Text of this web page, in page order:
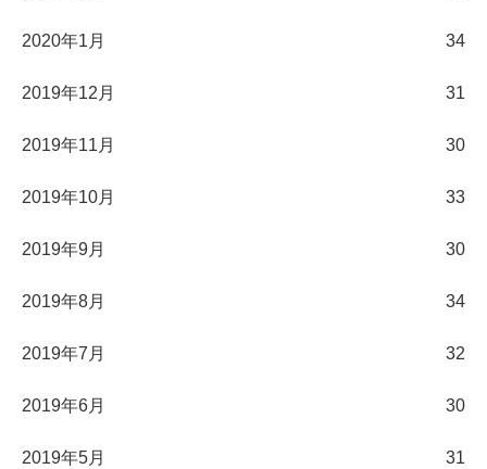
2020年1月 34
2019年12月 31
2019年11月 30
2019年10月 33
2019年9月 30
2019年8月 34
2019年7月 32
2019年6月 30
2019年5月 31